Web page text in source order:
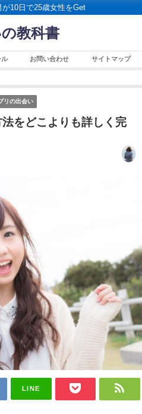
10日で25歳女性をGet
教科書
ル お問い合わせ サイトマップ
リの出会い
をどこよりも詳しく完
LINE